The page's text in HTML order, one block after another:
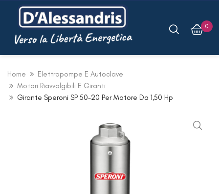
0
Home
Elettropompe E Autoclave
Motori Riavvolgibili E Giranti
Girante Speroni SP 50-20 Per Motore Da 1,50 Hp